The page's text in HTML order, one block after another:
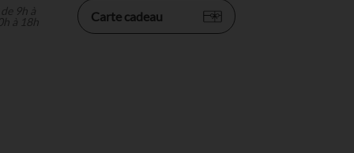
9h à
à 18h
Carte cadeau